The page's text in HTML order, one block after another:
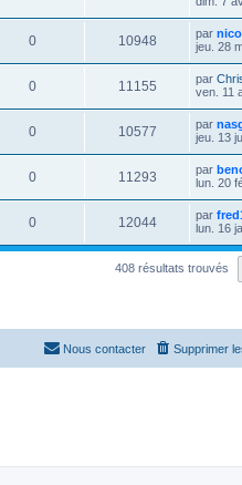
0 10948 par
jeu. 28
0 11155 par
ven. 11
0 10577 par
jeu. 13
0 11293 par
lun. 20
0 12044 par
lun. 16
408 résultats trouvés
Supprimer
Nous contacter